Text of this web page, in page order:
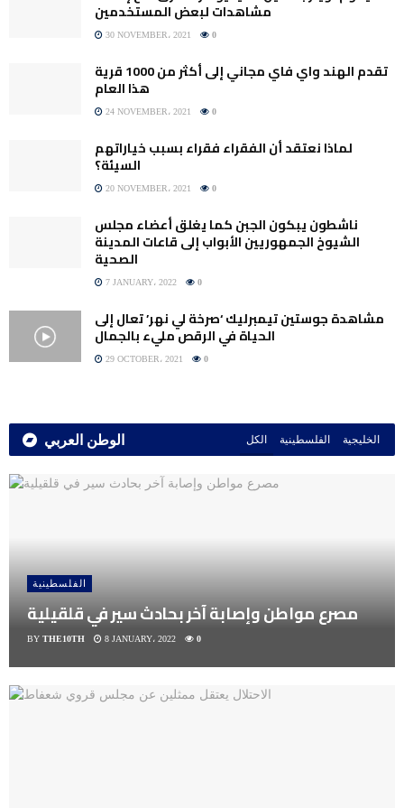
مشاهدات لبعض المستخدمين
30 NOVEMBER، 2021 0
تقدم الهند واي فاي مجاني إلى أكثر من 1000 قرية
هذا العام
24 NOVEMBER، 2021 0
لماذا نعتقد أن الفقراء فقراء بسبب خياراتهم
السيئة؟
20 NOVEMBER، 2021 0
ناشطون يبكون الجبن كما يغلق أعضاء مجلس
الشيوخ الجمهوريين الأبواب إلى قاعات المدينة
الصحية
7 JANUARY، 2022 0
مشاهدة جوستين تيمبرليك ‘صرخة لي نهر’ تعال إلى
الحياة في الرقص مليء بالجمال
29 OCTOBER، 2021 0
الوطن العربي الكل الفلسطينية الخليجية
الفلسطينية
مصرع مواطن وإصابة آخر بحادث سير في قلقيلية
BY THE10TH 8 JANUARY، 2022 0